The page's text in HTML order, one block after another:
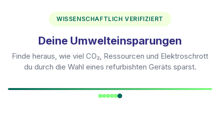
WISSENSCHAFTLICH VERIFIZIERT
Deine Umwelteinsparungen
Finde heraus, wie viel CO₂, Ressourcen und Elektroschrott
du durch die Wahl eines refurbishten Geräts sparst.